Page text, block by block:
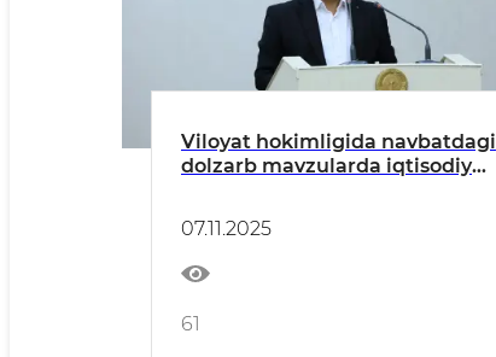
Viloyat hokimligida navbatdagi
dolzarb mavzularda iqtisodiy
07.11.2025
61